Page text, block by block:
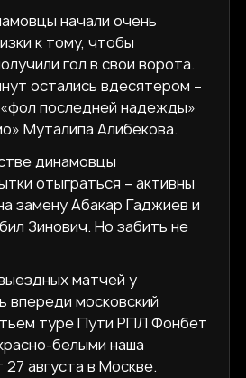
начали очень
к тому, чтобы
гол в свои ворота.
остались вдесятером –
последней надежды»
Муталипа Алибекова.
динамовцы
отыграться – активны
замену Абакар Гаджиев и
Зинович. Но забить не
матчей у
впереди московский
туре Пути РПЛ Фонбет
белыми наша
августа в Москве.